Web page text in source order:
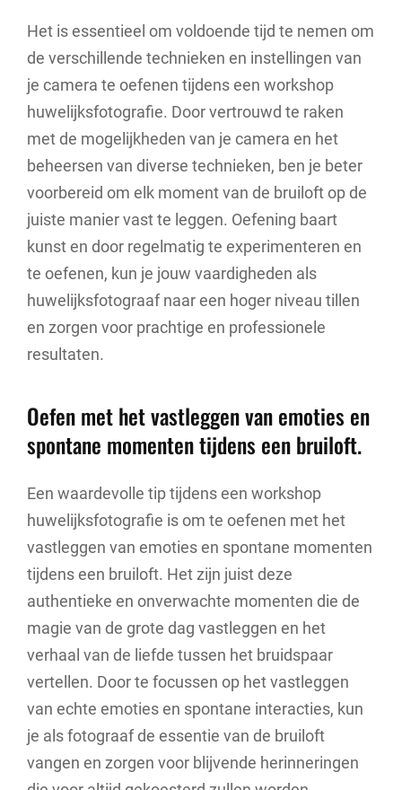
Het is essentieel om voldoende tijd te nemen om
de verschillende technieken en instellingen van
je camera te oefenen tijdens een workshop
huwelijksfotografie. Door vertrouwd te raken
met de mogelijkheden van je camera en het
beheersen van diverse technieken, ben je beter
voorbereid om elk moment van de bruiloft op de
juiste manier vast te leggen. Oefening baart
kunst en door regelmatig te experimenteren en
te oefenen, kun je jouw vaardigheden als
huwelijksfotograaf naar een hoger niveau tillen
en zorgen voor prachtige en professionele
resultaten.
Oefen met het vastleggen van emoties en
spontane momenten tijdens een bruiloft.
Een waardevolle tip tijdens een workshop
huwelijksfotografie is om te oefenen met het
vastleggen van emoties en spontane momenten
tijdens een bruiloft. Het zijn juist deze
authentieke en onverwachte momenten die de
magie van de grote dag vastleggen en het
verhaal van de liefde tussen het bruidspaar
vertellen. Door te focussen op het vastleggen
van echte emoties en spontane interacties, kun
je als fotograaf de essentie van de bruiloft
vangen en zorgen voor blijvende herinneringen